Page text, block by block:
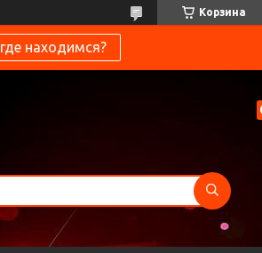
Корзина
где находимся?